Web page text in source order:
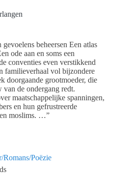
beheersen Een atlas
ode aan en soms een
conventies even verstikkend
familieverhaal vol bijzondere
doorgaande grootmoeder, die
de ondergang redt.
maatschappelijke spanningen,
en hun gefrustreerde
en moslims. …”
Romans/Poëzie